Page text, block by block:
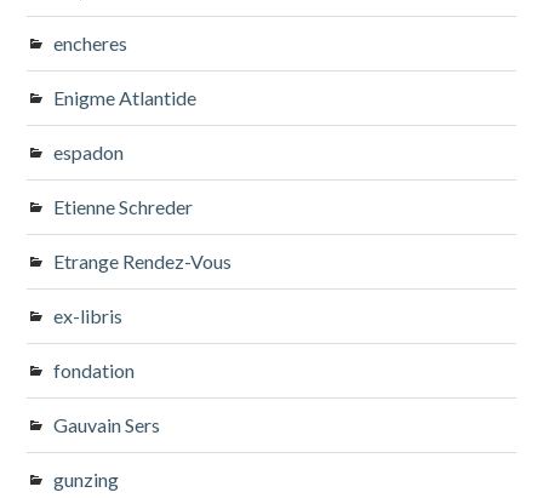
encheres
Enigme Atlantide
espadon
Etienne Schreder
Etrange Rendez-Vous
ex-libris
fondation
Gauvain Sers
gunzing